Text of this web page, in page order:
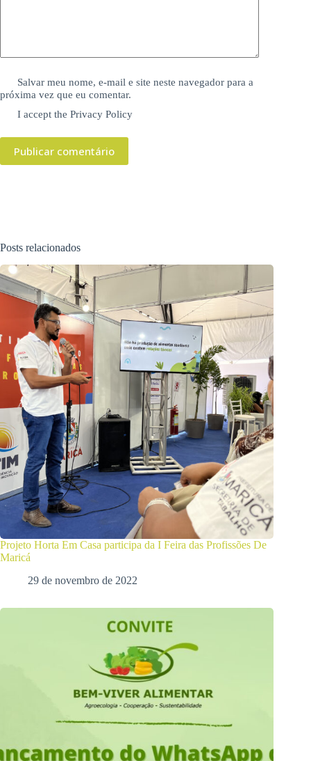
Salvar meu nome, e-mail e site neste navegador para a
próxima vez que eu comentar.
I accept thePrivacy Policy
Publicar comentário
Posts relacionados
Projeto Horta Em Casa participa da I Feira das Profissões De
Maricá
29 de novembro de 2022